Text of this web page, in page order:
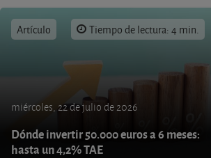
Artículo Tiempo de lectura: 4 min.
miércoles, 22 de julio de 2026
Dónde invertir 50.000 euros a 6 meses:
hasta un 4,2% TAE